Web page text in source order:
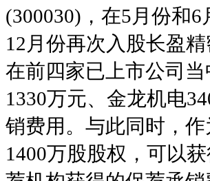
(300030)，在5月份和6
12月份再次入股长盈精
在前四家已上市公司
1330万元、金龙机电
销费用。与此同时，
1400万股股权，可以